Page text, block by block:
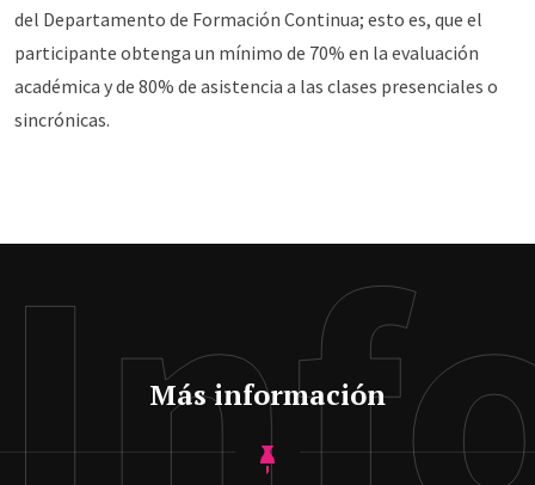
del Departamento de Formación Continua; esto es, que el
participante obtenga un mínimo de 70% en la evaluación
académica y de 80% de asistencia a las clases presenciales o
sincrónicas.
Más información